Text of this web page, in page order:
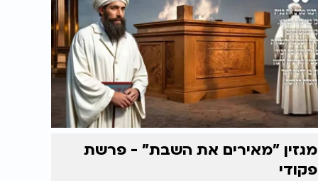
מגזין "מאירים את השבת" - פרשת
פקודי